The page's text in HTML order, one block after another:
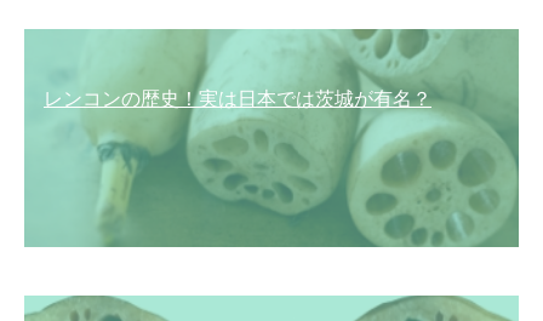
レンコンの歴史！実は日本では茨城が有名？